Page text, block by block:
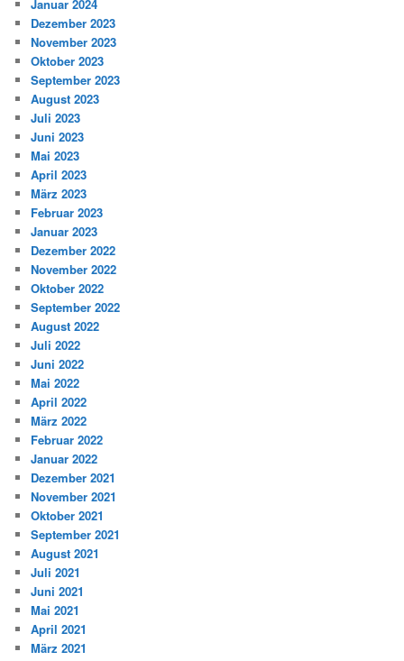
Januar 2024
Dezember 2023
November 2023
Oktober 2023
September 2023
August 2023
Juli 2023
Juni 2023
Mai 2023
April 2023
März 2023
Februar 2023
Januar 2023
Dezember 2022
November 2022
Oktober 2022
September 2022
August 2022
Juli 2022
Juni 2022
Mai 2022
April 2022
März 2022
Februar 2022
Januar 2022
Dezember 2021
November 2021
Oktober 2021
September 2021
August 2021
Juli 2021
Juni 2021
Mai 2021
April 2021
März 2021